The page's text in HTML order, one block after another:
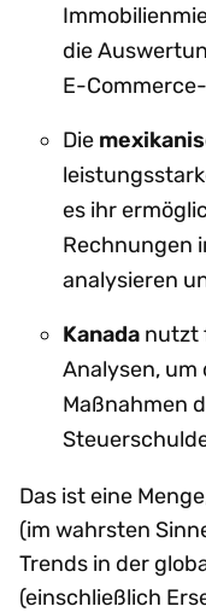
die
E-
Die
es ihr
Rechnungen
analysieren
Kanada nutzt
Analysen,
Maßnahmen
Das ist eine
(im wahrsten
Trends in der
(einschließlich